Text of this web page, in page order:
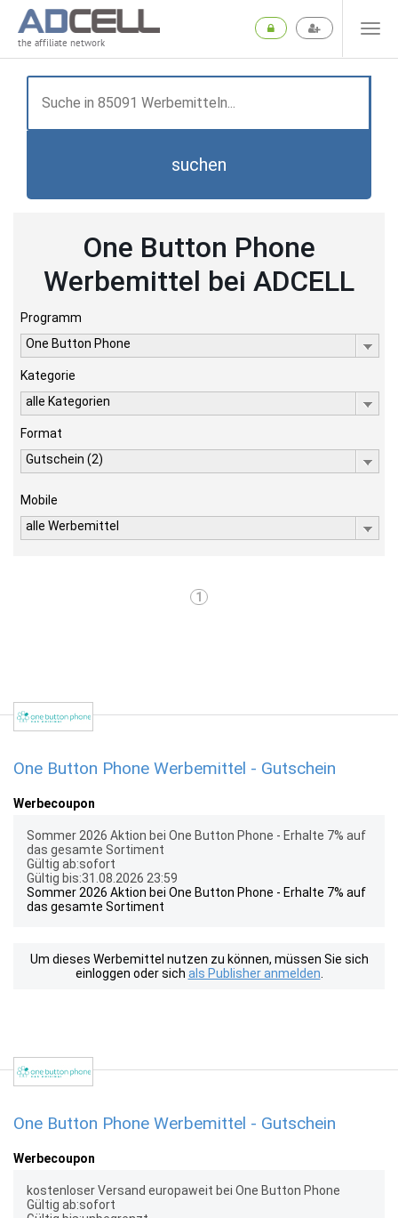
the affiliate network
suchen
One Button Phone
Werbemittel bei ADCELL
Programm
One Button Phone
Kategorie
alle Kategorien
Format
Gutschein (2)
Mobile
alle Werbemittel
1
One Button Phone Werbemittel - Gutschein
Werbecoupon
Sommer 2026 Aktion bei One Button Phone - Erhalte 7% auf
das gesamte Sortiment
Gültig ab:sofort
Gültig bis:31.08.2026 23:59
Sommer 2026 Aktion bei One Button Phone - Erhalte 7% auf
das gesamte Sortiment
Um dieses Werbemittel nutzen zu können, müssen Sie sich
einloggen oder sich als Publisher anmelden
One Button Phone Werbemittel - Gutschein
Werbecoupon
kostenloser Versand europaweit bei One Button Phone
Gültig ab:sofort